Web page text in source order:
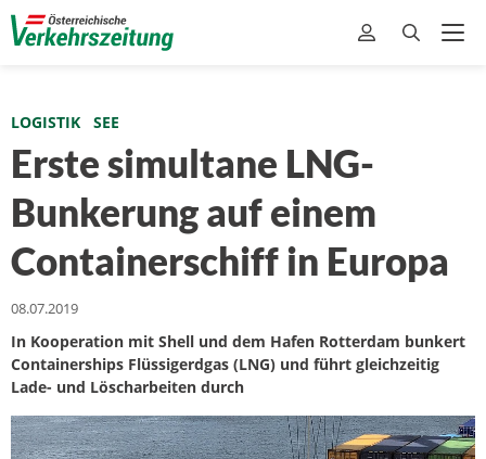
LOGISTIK SEE
Erste simultane LNG-
Bunkerung auf einem
Containerschiff in Europa
08.07.2019
In Kooperation mit Shell und dem Hafen Rotterdam bunkert
Containerships Flüssigerdgas (LNG) und führt gleichzeitig
Lade- und Löscharbeiten durch